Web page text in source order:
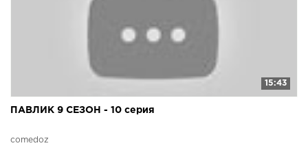
15:43
ПАВЛИК 9 СЕЗОН - 10 серия
comedoz